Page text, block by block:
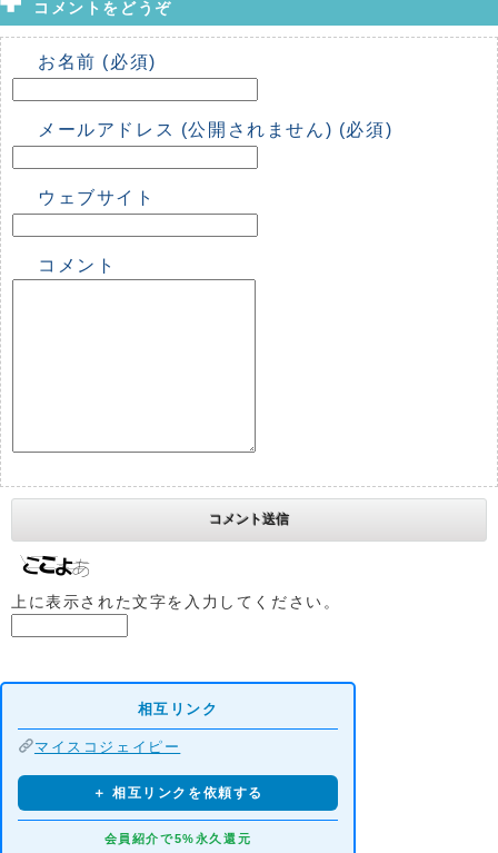
コメントをどうぞ
お名前 (必須)
メールアドレス (公開されません) (必須)
ウェブサイト
コメント
上に表示された文字を入力してください。
相互リンク
マイスコジェイピー
＋ 相互リンクを依頼する
会員紹介で5%永久還元